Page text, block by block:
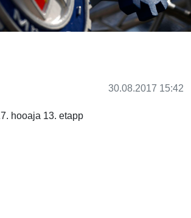
30.08.2017 15:42
hooaja 13. etapp